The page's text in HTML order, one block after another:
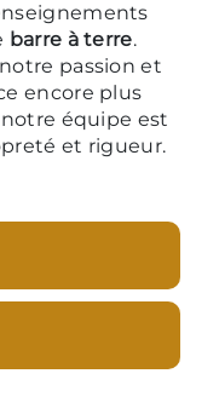
barre à terre.
passion et
encore plus
équipe est
et rigueur.